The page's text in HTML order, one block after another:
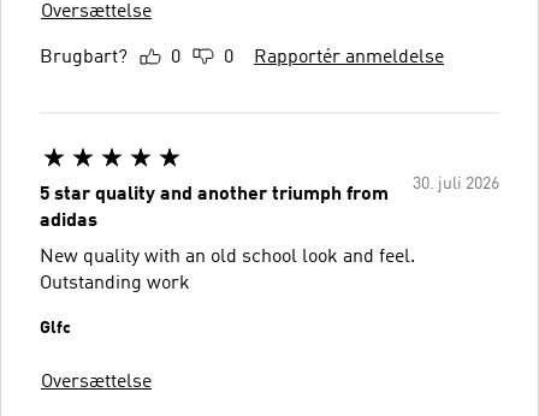
Oversættelse
Brugbart? 0 0 Rapportér anmeldelse
30. juli 2026
5 star quality and another triumph from
adidas
New quality with an old school look and feel.
Outstanding work
Glfc
Oversættelse